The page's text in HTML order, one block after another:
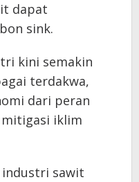
dapat
sink.
kini semakin
terdakwa,
dari peran
iklim
sawit